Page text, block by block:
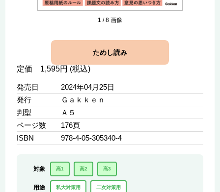
1 /8画像
ためし読み
定価 1,595円 (税込)
発売日
2024年04月25日
発行
Ｇａｋｋｅｎ
判型
Ａ５
ページ数
176頁
ISBN
978-4-05-305340-4
対象 高1 高2 高3
用途 私大対策用 二次対策用